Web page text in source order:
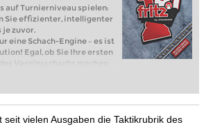
auf Turnierniveau spielen:
Sie effizienter, intelligenter
je zuvor.
eine Schach-Engine – es ist
Egal, ob Sie Ihre ersten
Vereinsschachs machen
spielen: Mit
effizienter, intelligenter und
seit vielen Ausgaben die Taktikrubrik des